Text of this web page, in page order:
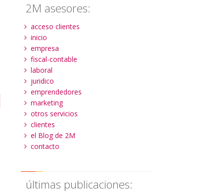
2M asesores:
acceso clientes
inicio
empresa
fiscal-contable
laboral
juridico
emprendedores
marketing
otros servicios
clientes
el Blog de 2M
contacto
últimas publicaciones: